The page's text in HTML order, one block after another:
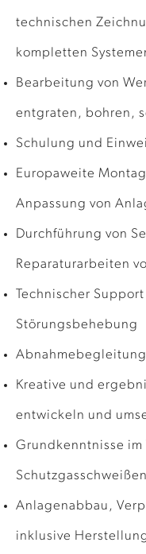
technischen
kompletten
Bearbeitung von
entgraten, bohren,
Schulung und
Europaweite
Anpassung von
Durchführung von
Reparaturarbeiten
Technischer
Störungsbehebung
Kreative und
entwickeln und
Grundkenntnisse im
Anlagenabbau,
inklusive